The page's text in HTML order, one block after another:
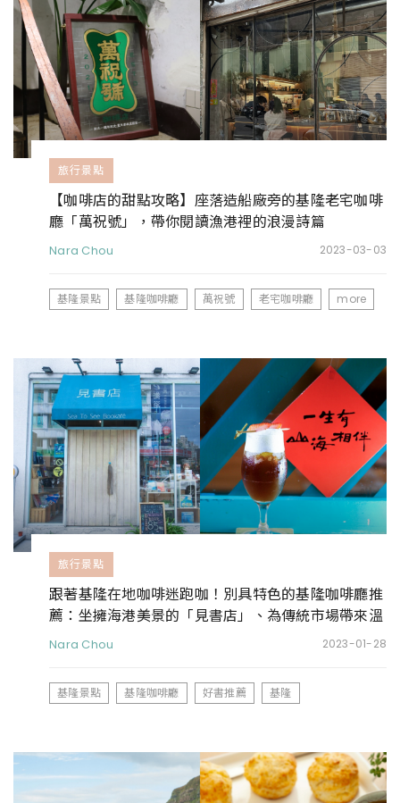
旅行景點
【咖啡店的甜點攻略】座落造船廠旁的基隆老宅咖啡
廳「萬祝號」，帶你閱讀漁港裡的浪漫詩篇
Nara Chou 2023-03-03
基隆景點 基隆咖啡廳 萬祝號 老宅咖啡廳 more
旅行景點
跟著基隆在地咖啡迷跑咖！別具特色的基隆咖啡廳推
薦：坐擁海港美景的「見書店」、為傳統市場帶來溫
暖的「小市場咖啡」
Nara Chou 2023-01-28
基隆景點 基隆咖啡廳 好書推薦 基隆